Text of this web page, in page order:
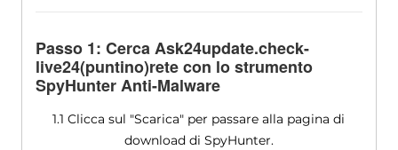
Passo 1: Cerca Ask24update.check-
live24(puntino)rete con lo strumento
SpyHunter Anti-Malware
1.1 Clicca sul "Scarica" per passare alla pagina di
download di SpyHunter.